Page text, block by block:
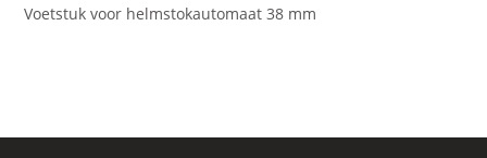
Voetstuk voor helmstokautomaat 38 mm